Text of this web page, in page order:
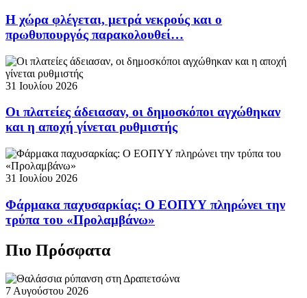
Η χώρα φλέγεται, μετρά νεκρούς και ο
πρωθυπουργός παρακολουθεί…
31 Ιουλίου 2026
Οι πλατείες άδειασαν, οι δημοσκόποι αγχώθηκαν
και η αποχή γίνεται ρυθμιστής
31 Ιουλίου 2026
Φάρμακα παχυσαρκίας: Ο ΕΟΠΥΥ πληρώνει την
τρύπα του «Προλαμβάνω»
Πιο Πρόσφατα
7 Αυγούστου 2026